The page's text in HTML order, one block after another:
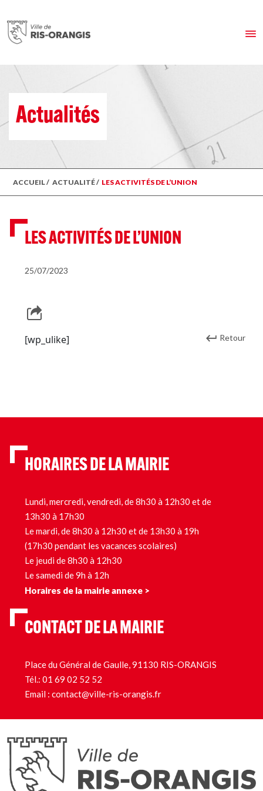
Actualités
ACCUEIL/ ACTUALITÉ/ LES ACTIVITÉS DE L’UNION
LES ACTIVITÉS DE L’UNION
25/07/2023
[wp_ulike] Retour
HORAIRES DE LA MAIRIE
Lundi, mercredi, vendredi, de 8h30 à 12h30 et de
13h30 à 17h30
Le mardi, de 8h30 à 12h30 et de 13h30 à 19h
(17h30 pendant les vacances scolaires)
Le jeudi de 8h30 à 12h30
Le samedi de 9h à 12h
Horaires de la mairie annexe >
CONTACT DE LA MAIRIE
Place du Général de Gaulle, 91130 RIS-ORANGIS
Tél.: 01 69 02 52 52
Email : contact@ville-ris-orangis.fr